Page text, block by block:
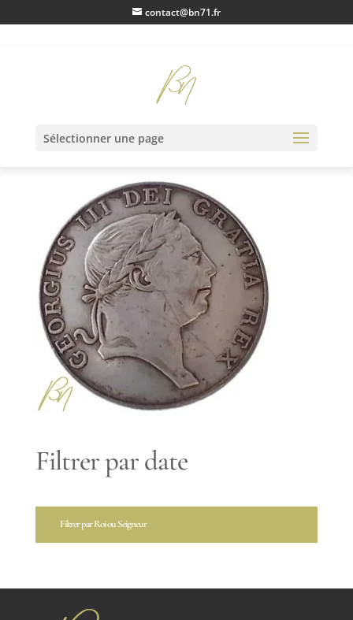
contact@bn71.fr
Sélectionner une page
IMG20230123100055
Filtrer par date
Filtrer par Roi ou Seigneur